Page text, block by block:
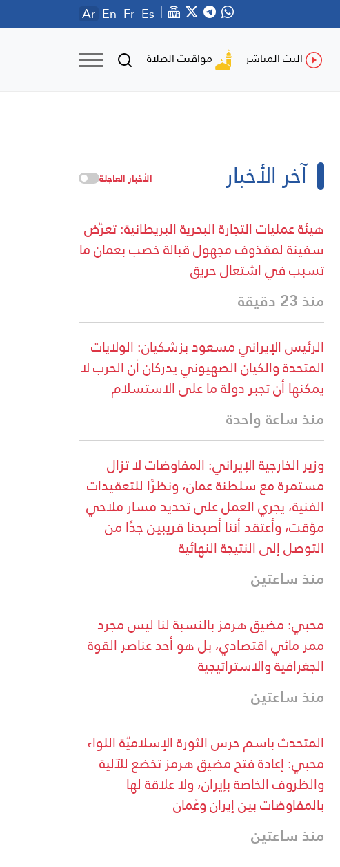
Ar En Fr Es
البث المباشر مواقيت الصلاة
آخر الأخبار الأخبار العاجلة
هيئة عمليات التجارة البحرية البريطانية: تعرّض
سفينة لمقذوف مجهول قبالة خصب بعمان ما
تسبب في اشتعال حريق
منذ 23 دقيقة
الرئيس الإيراني مسعود بزشكيان: الولايات
المتحدة والكيان الصهيوني يدركان أن الحرب لا
يمكنها أن تجبر دولة ما على الاستسلام
منذ ساعة واحدة
وزير الخارجية الإيراني: المفاوضات لا تزال
مستمرة مع سلطنة عمان، ونظرًا للتعقيدات
الفنية، يجري العمل على تحديد مسار ملاحي
مؤقت، وأعتقد أننا أصبحنا قريبين جدًا من
التوصل إلى النتيجة النهائية
منذ ساعتين
محبي: مضيق هرمز بالنسبة لنا ليس مجرد
ممر مائي اقتصادي، بل هو أحد عناصر القوة
الجغرافية والاستراتيجية
منذ ساعتين
المتحدث باسم حرس الثورة الإسلاميّة اللواء
محبي: إعادة فتح مضيق هرمز تخضع للآلية
والظروف الخاصة بإيران، ولا علاقة لها
بالمفاوضات بين إيران وعُمان
منذ ساعتين